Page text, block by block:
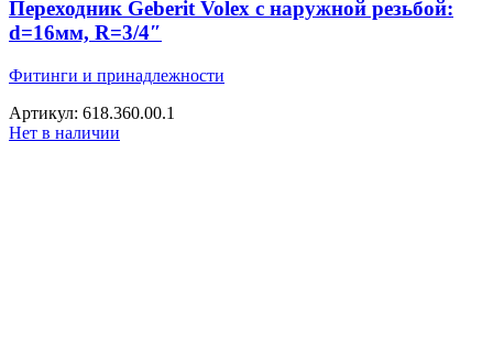
Переходник Geberit Volex с наружной резьбой:
d=16мм, R=3/4″
Фитинги и принадлежности
Артикул: 618.360.00.1
Нет в наличии